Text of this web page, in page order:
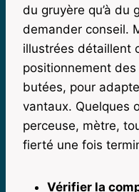
du gruyère qu’à du
demander conseil.
illustrées détaillent
positionnement
butées, pour
vantaux. Quelques
perceuse, mètre,
fierté une fois
Vérifier la